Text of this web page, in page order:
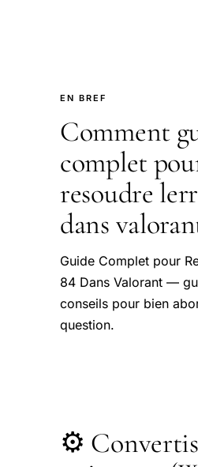
EN BREF
Comment
complet
resoudre
dans
Guide Complet pour
84 Dans Valorant —
conseils pour bien
question.
⚙️